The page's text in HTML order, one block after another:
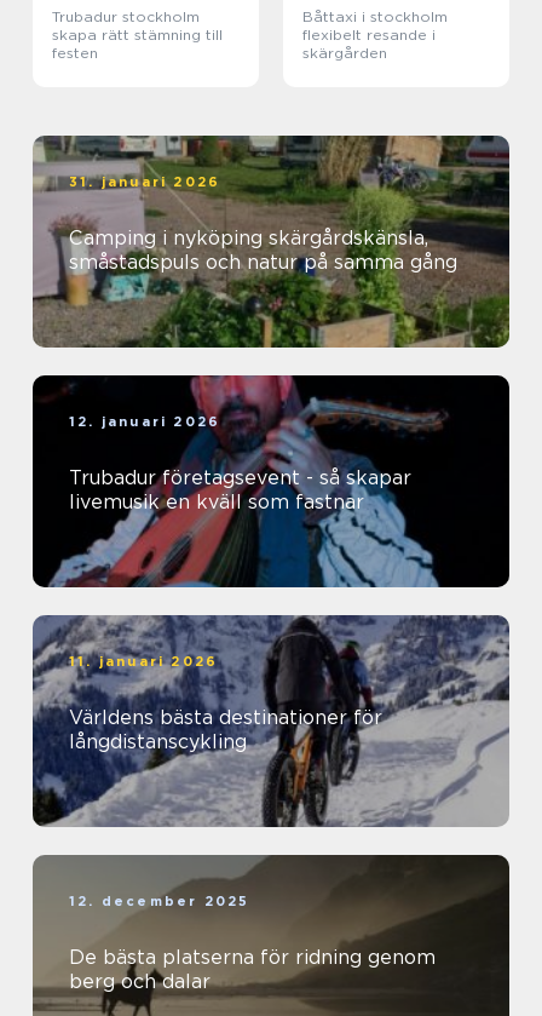
Trubadur stockholm
skapa rätt stämning till
festen
Båttaxi i stockholm
flexibelt resande i
skärgården
31. januari 2026
Camping i nyköping skärgårdskänsla,
småstadspuls och natur på samma gång
12. januari 2026
Trubadur företagsevent - så skapar
livemusik en kväll som fastnar
11. januari 2026
Världens bästa destinationer för
långdistanscykling
12. december 2025
De bästa platserna för ridning genom
berg och dalar